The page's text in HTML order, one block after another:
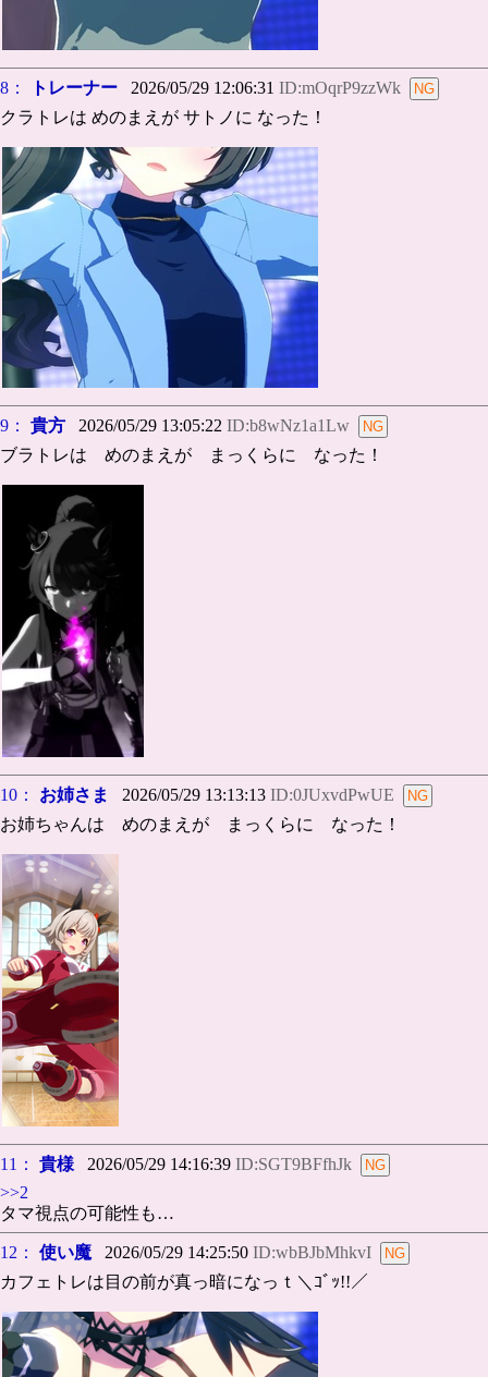
8： トレーナー 2026/05/29 12:06:31 ID:mOqrP9zzWk
クラトレは めのまえが サトノに なった！
9： 貴方 2026/05/29 13:05:22 ID:b8wNz1a1Lw
ブラトレは めのまえが まっくらに なった！
10： お姉さま 2026/05/29 13:13:13 ID:0JUxvdPwUE
お姉ちゃんは めのまえが まっくらに なった！
11： 貴様 2026/05/29 14:16:39 ID:SGT9BFfhJk
>>2
タマ視点の可能性も…
12： 使い魔 2026/05/29 14:25:50 ID:wbBJbMhkvI
カフェトレは目の前が真っ暗になっｔ＼ｺﾞｯ!!／